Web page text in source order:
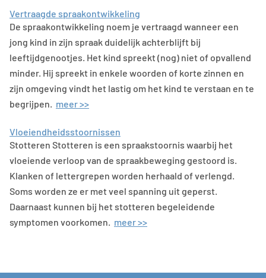
Vertraagde spraakontwikkeling
De spraakontwikkeling noem je vertraagd wanneer een
jong kind in zijn spraak duidelijk achterblijft bij
leeftijdgenootjes. Het kind spreekt (nog) niet of opvallend
minder. Hij spreekt in enkele woorden of korte zinnen en
zijn omgeving vindt het lastig om het kind te verstaan en te
begrijpen. meer >>
Vloeiendheidsstoornissen
Stotteren Stotteren is een spraakstoornis waarbij het
vloeiende verloop van de spraakbeweging gestoord is.
Klanken of lettergrepen worden herhaald of verlengd.
Soms worden ze er met veel spanning uit geperst.
Daarnaast kunnen bij het stotteren begeleidende
symptomen voorkomen. meer >>